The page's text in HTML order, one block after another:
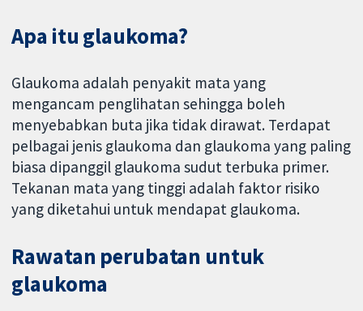
Apa itu glaukoma?
Glaukoma adalah penyakit mata yang
mengancam penglihatan sehingga boleh
menyebabkan buta jika tidak dirawat. Terdapat
pelbagai jenis glaukoma dan glaukoma yang paling
biasa dipanggil glaukoma sudut terbuka primer.
Tekanan mata yang tinggi adalah faktor risiko
yang diketahui untuk mendapat glaukoma.
Rawatan perubatan untuk
glaukoma